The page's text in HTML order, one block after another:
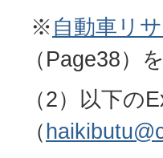
※ 自動車リ
（Page38）
（2）以下の
（